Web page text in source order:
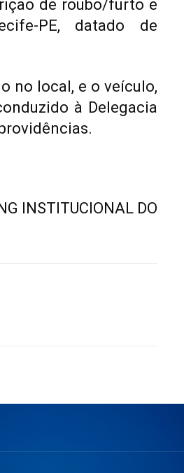
de roubo/furto e
PE, datado de
no local, e o veículo,
à Delegacia
INSTITUCIONAL DO